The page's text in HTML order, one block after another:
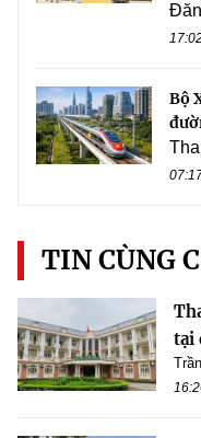
Bộ
TIN CÙNG
tại